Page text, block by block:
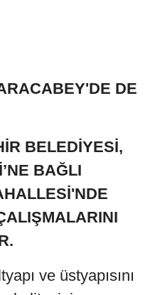
DE
BELEDİYESİ,
BAĞLI
ve üstyapısını